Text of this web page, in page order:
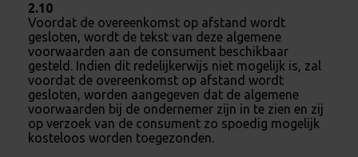
2.10
Voordat de overeenkomst op afstand wordt
gesloten, wordt de tekst van deze algemene
voorwaarden aan de consument beschikbaar
gesteld. Indien dit redelijkerwijs niet mogelijk is, zal
voordat de overeenkomst op afstand wordt
gesloten, worden aangegeven dat de algemene
voorwaarden bij de ondernemer zijn in te zien en zij
op verzoek van de consument zo spoedig mogelijk
kosteloos worden toegezonden.